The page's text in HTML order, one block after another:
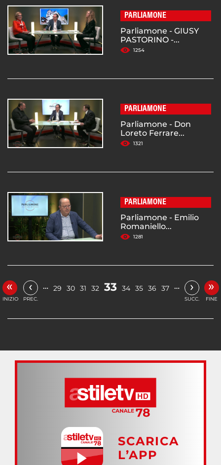
PARLIAMONE
Parliamone - GIUSY
PASTORINO -...
1254
PARLIAMONE
Parliamone - Don
Loreto Ferrare...
1321
PARLIAMONE
Parliamone - Emilio
Romaniello...
1281
«
INIZIO
‹
PREC.
… 29 30 31 32 33 34 35 36 37 … ›
SUCC.
»
FINE
SCARICA
L’APP